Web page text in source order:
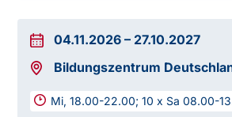
04.11.2026 – 27.10.2027
Bildungszentrum
Mi, 18.00-22.00; 10 x Sa 08.00-